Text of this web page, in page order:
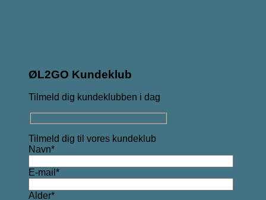
ØL2GO Kundeklub
Tilmeld dig kundeklubben i dag
Tilmeld dig til vores kundeklub
Navn*
E-mail*
Alder*